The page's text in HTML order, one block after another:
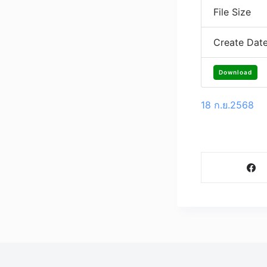
File Size
Create
Download
18 ก.ย.2568